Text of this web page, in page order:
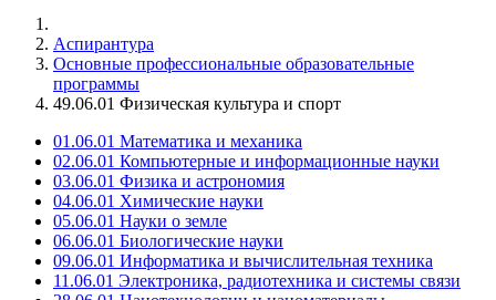
Аспирантура
Основные профессиональные образовательные
программы
49.06.01 Физическая культура и спорт
01.06.01 Математика и механика
02.06.01 Компьютерные и информационные науки
03.06.01 Физика и астрономия
04.06.01 Химические науки
05.06.01 Науки о земле
06.06.01 Биологические науки
09.06.01 Информатика и вычислительная техника
11.06.01 Электроника, радиотехника и системы связи